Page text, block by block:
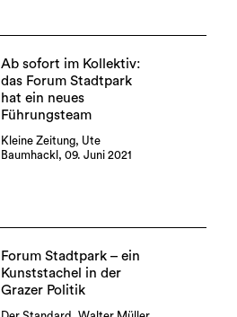
Ab sofort im Kollektiv:
das Forum Stadtpark
hat ein neues
Führungsteam
Kleine Zeitung, Ute
Baumhackl, 09. Juni 2021
Forum Stadtpark – ein
Kunststachel in der
Grazer Politik